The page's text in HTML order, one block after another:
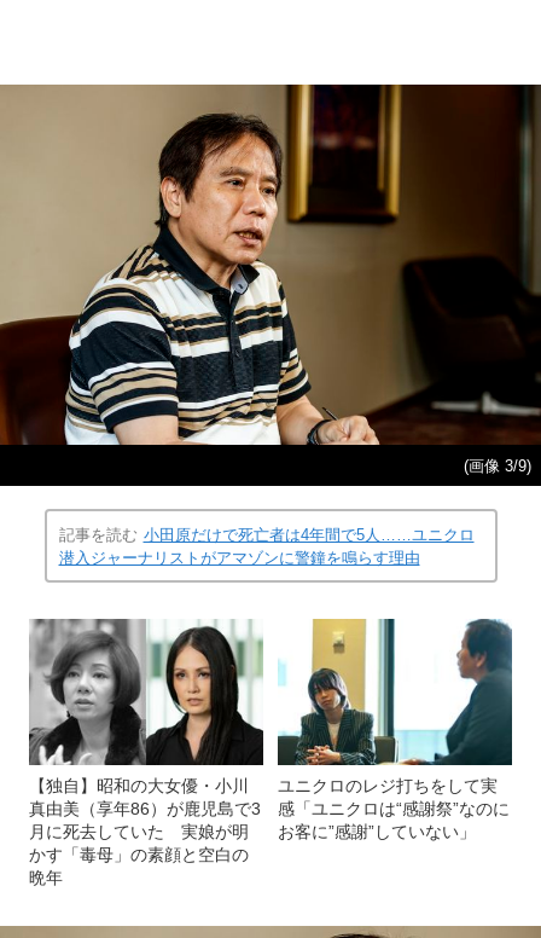
(画像 3/9)
記事を読む 小田原だけで死亡者は4年間で5人……ユニクロ
潜入ジャーナリストがアマゾンに警鐘を鳴らす理由
【独自】昭和の大女優・小川
真由美（享年86）が鹿児島で3
月に死去していた 実娘が明
かす「毒母」の素顔と空白の
晩年
ユニクロのレジ打ちをして実
感「ユニクロは“感謝祭”なのに
お客に”感謝”していない」